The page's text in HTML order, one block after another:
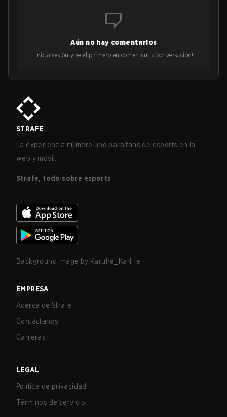
Aún no hay comentarios
¡Inicia sesión y sé el primero en comenzar la conversación!
STRAFE
La experiencia número uno para fans de esports en la
web y móvil.
Strafe, todo sobre esports
Background image by Karuhe_KarlHe
EMPRESA
Acerca de Strafe
Contáctanos
Carreras
LEGAL
Política de privacidad
Términos de servicio